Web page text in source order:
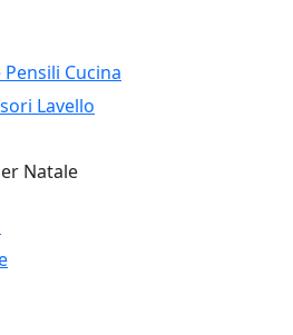
Pensili Cucina
Lavello
Natale